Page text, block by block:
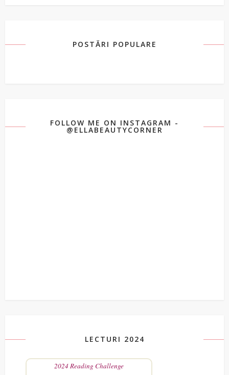
POSTĂRI POPULARE
FOLLOW ME ON INSTAGRAM -
@ELLABEAUTYCORNER
LECTURI 2024
2024 Reading Challenge